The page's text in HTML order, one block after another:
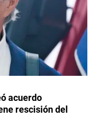
acuerdo
rescisión del